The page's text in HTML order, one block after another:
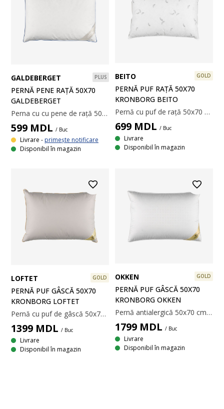
GALDEBERGET PLUS
PERNĂ PENE RAȚĂ 50X70
GALDEBERGET
Perna cu cu pene de rață 50x70 cm cu 3 camere. Umplutură cu 70% pene albe de rață/30% puf de rață în camerele exterioare și 100% pene în camera interioară, 850 g. Țesătură moale din 100% bumbac cambric. Calitatea umpluturii 300/125. Temperatură spălare: 60°C.
599 MDL / Buc
Livrare - primește notificare
Disponibil în magazin
BEITO GOLD
PERNĂ PUF RAȚĂ 50X70
KRONBORG BEITO
Pernă cu puf de rață 50x70 cm cu 3 camere. Umplută cu 50% puf alb de rață/50% pene de rață în camerele exterioare și 85% pene albe de rață/15% puf de rață în camera interioară, 850 g. Țesătură din 100% bumbac. Calitatea umpluturii 350/250. Temperatură spălare: 60°C.
699 MDL / Buc
Livrare
Disponibil în magazin
LOFTET GOLD
PERNĂ PUF GÂSCĂ 50X70
KRONBORG LOFTET
Pernă cu puf de gâscă 50x70 cm cu 3 camere. Umplutură: 90% puf de gâscă europeană/10% pene de gâscă europeană în camerele exterioare și 85% pene de gâscă europeană/15% puf de gâscă în camera interioară, 720 g. Țesătură strânsă din 100% bumbac cambric, tratată cu biocid GREENFIRST®. Calitatea umpluturii 725/375. Temperatură spălare: 60°C.
1399 MDL / Buc
Livrare
Disponibil în magazin
OKKEN GOLD
PERNĂ PUF GÂSCĂ 50X70
KRONBORG OKKEN
Pernă antialergică 50x70 cm cu 3 camere. Umplută cu 100% puf alb de gâscă europeană în camerele exterioare și 85% pene albe de gâscă europeană/15% puf de gâscă europeană în camera interioară, 670 g. Țesătură din 100% bumbac cambric. Țesătura strânsă ajută la reducerea pătrunderii acarienilor. Calitatea umpluturii 750/375. Temperatură spălare: 60°C. 50x70 cm
1799 MDL / Buc
Livrare
Disponibil în magazin